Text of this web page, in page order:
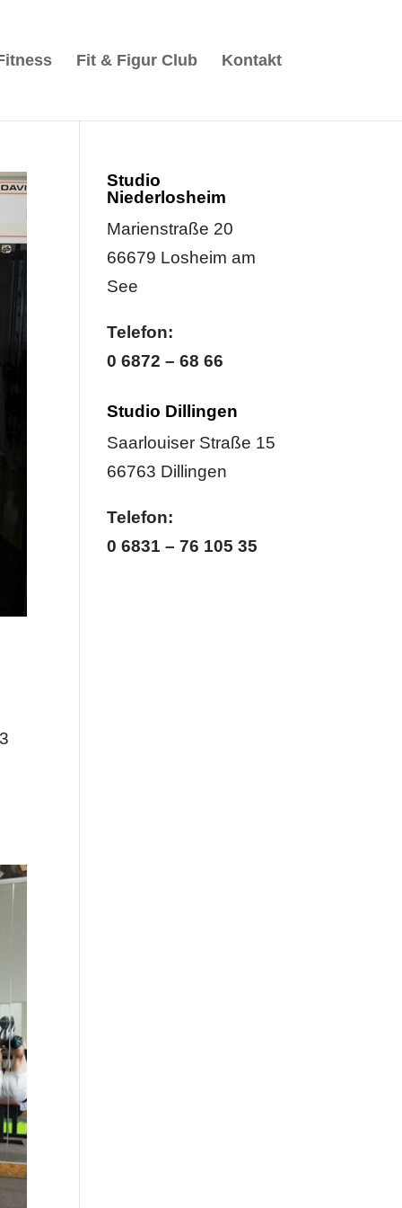
Fit & Figur Club Kontakt
Studio
Niederlosheim
Marienstraße 20
66679 Losheim am
See
Telefon:
0 6872 – 68 66
Studio Dillingen
Saarlouiser Straße 15
66763 Dillingen
Telefon:
0 6831 – 76 105 35